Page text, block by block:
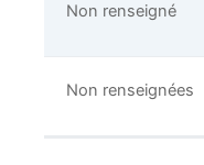
Non renseigné
Non renseignées